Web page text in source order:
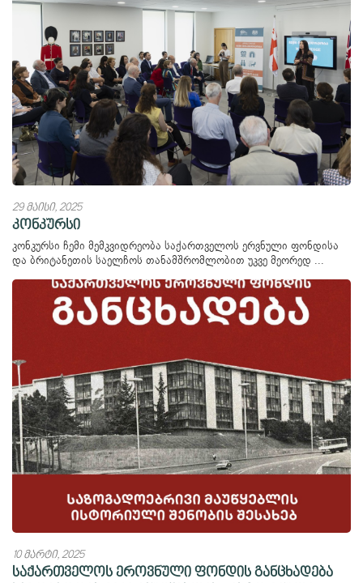
29 მაისი, 2025
კონკურსი
კონკურსი ჩემი მემკვიდრეობა საქართველოს ერვნული ფონდისა
და ბრიტანეთის საელჩოს თანამშრომლობით უკვე მეორედ ...
10 მარტი, 2025
საქართველოს ეროვნული ფონდის განცხადება